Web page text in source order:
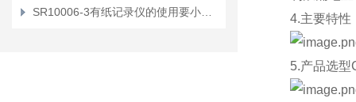
4.主要特性
5.产品选型